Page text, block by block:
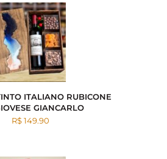
ITALIANO RUBICONE
GIANCARLO
R$ 149.90